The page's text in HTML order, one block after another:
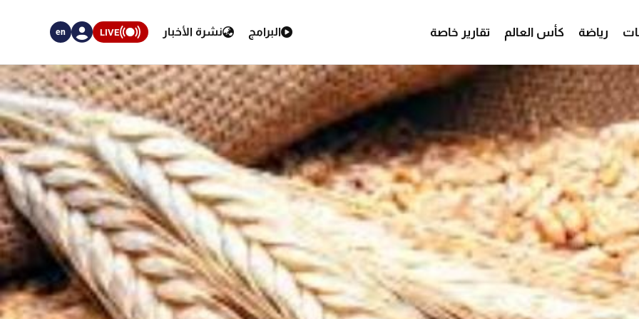
رياضة كأس العالم تقارير خاصة البرامج نشرة الأخبار LIVE
en